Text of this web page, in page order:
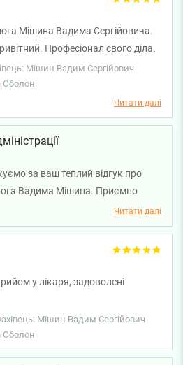
Мішина Вадима Сергійовича.
Професіонал свого діла.
душі👍👍👍
Мішин Вадим Сергійович
Оболоні
Читати далі
за ваш теплий відгук про
Вадима Мішина. Приємно
професіоналізм, привітність
Бажаємо вам міцного здоров'я!
Читати далі
у лікаря, задоволені
Мішин Вадим Сергійович
Оболоні